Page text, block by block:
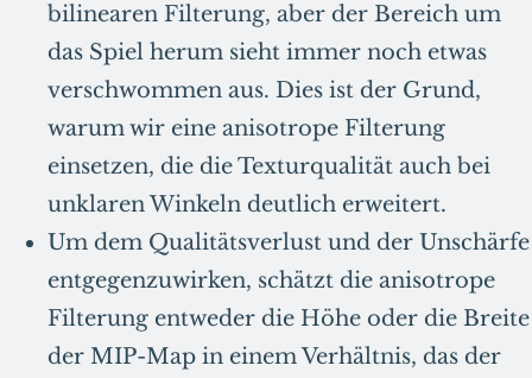
bilinearen Filterung, aber der Bereich um
das Spiel herum sieht immer noch etwas
verschwommen aus. Dies ist der Grund,
warum wir eine anisotrope Filterung
einsetzen, die die Texturqualität auch bei
unklaren Winkeln deutlich erweitert.
Um dem Qualitätsverlust und der Unschärfe
entgegenzuwirken, schätzt die anisotrope
Filterung entweder die Höhe oder die Breite
der MIP-Map in einem Verhältnis, das der